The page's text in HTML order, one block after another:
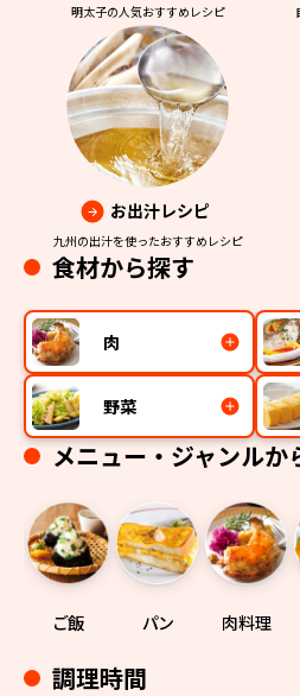
明太子の人気おすすめレシピ
お出汁レシピ
九州の出汁を使ったおすすめレシピ
食材から探す
肉
野菜
メニュー・ジャンルか
ご飯 パン 肉料理
調理時間